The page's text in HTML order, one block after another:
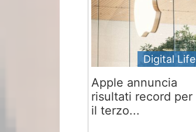
Digital Life
Apple annuncia
risultati record per
il terzo...